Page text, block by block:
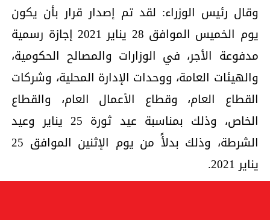
وقال رئيس الوزراء: لقد تم إصدار قرار بأن يكون
يوم الخميس الموافق 28 يناير 2021 إجازة رسمية
مدفوعة الأجر، في الوزارات والمصالح الحكومية،
والهيئات العامة، ووحدات الإدارة المحلية، وشركات
القطاع العام، وقطاع الأعمال العام، والقطاع
الخاص، وذلك بمناسبة عيد ثورة 25 يناير وعيد
الشرطة، وذلك بدلأً من يوم الإثنين الموافق 25
يناير 2021.